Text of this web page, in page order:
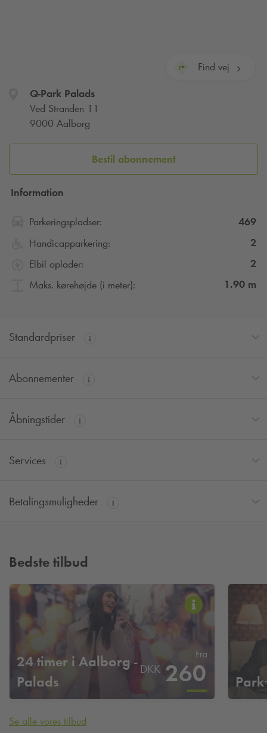
Find vej
Q-ParkPalads
Ved Stranden 11
9000 Aalborg
Bestil abonnement
Information
Parkeringspladser:
469
Handicapparkering:
2
Elbil oplader:
2
Maks. kørehøjde (i meter):
1.90 m
Standardpriser
Abonnementer
Åbningstider
Services
Betalingsmuligheder
Bedste tilbud
24 timer i Aalborg -
Palads
Fra
DKK 260
Se alle vores tilbud